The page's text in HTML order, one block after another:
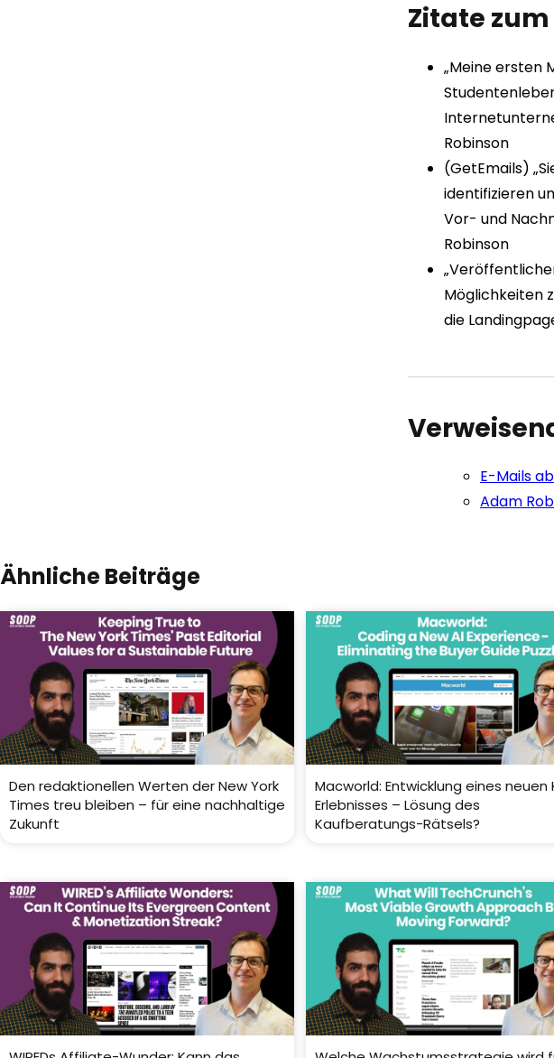
Zitate
„Meine ersten
Robinson
(GetEmails)
identifizieren
Vor- und
Robinson
Möglichkeiten
die
E-Mails
Adam
Ähnliche Beiträge
Den redaktionellen Werten der New York
Times treu bleiben – für eine nachhaltige
Zukunft
Macworld: Entwicklung eines neuen
Erlebnisses – Lösung des
Kaufberatungs-Rätsels?